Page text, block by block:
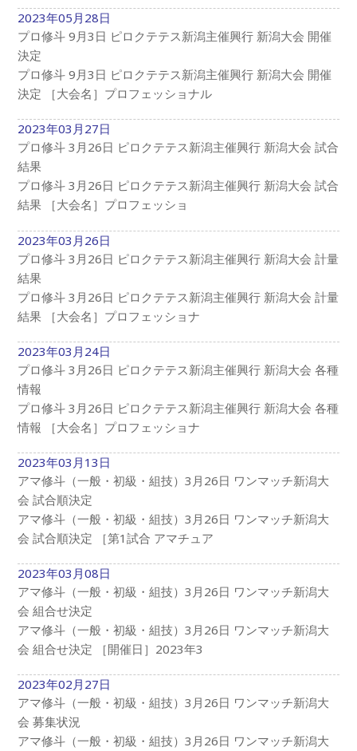
2023年05月28日
プロ修斗 9月3日 ピロクテテス新潟主催興行 新潟大会 開催
決定
プロ修斗 9月3日 ピロクテテス新潟主催興行 新潟大会 開催
決定 ［大会名］プロフェッショナル
2023年03月27日
プロ修斗 3月26日 ピロクテテス新潟主催興行 新潟大会 試合
結果
プロ修斗 3月26日 ピロクテテス新潟主催興行 新潟大会 試合
結果 ［大会名］プロフェッショ
2023年03月26日
プロ修斗 3月26日 ピロクテテス新潟主催興行 新潟大会 計量
結果
プロ修斗 3月26日 ピロクテテス新潟主催興行 新潟大会 計量
結果 ［大会名］プロフェッショナ
2023年03月24日
プロ修斗 3月26日 ピロクテテス新潟主催興行 新潟大会 各種
情報
プロ修斗 3月26日 ピロクテテス新潟主催興行 新潟大会 各種
情報 ［大会名］プロフェッショナ
2023年03月13日
アマ修斗（一般・初級・組技）3月26日 ワンマッチ新潟大
会 試合順決定
アマ修斗（一般・初級・組技）3月26日 ワンマッチ新潟大
会 試合順決定 ［第1試合 アマチュア
2023年03月08日
アマ修斗（一般・初級・組技）3月26日 ワンマッチ新潟大
会 組合せ決定
アマ修斗（一般・初級・組技）3月26日 ワンマッチ新潟大
会 組合せ決定 ［開催日］2023年3
2023年02月27日
アマ修斗（一般・初級・組技）3月26日 ワンマッチ新潟大
会 募集状況
アマ修斗（一般・初級・組技）3月26日 ワンマッチ新潟大